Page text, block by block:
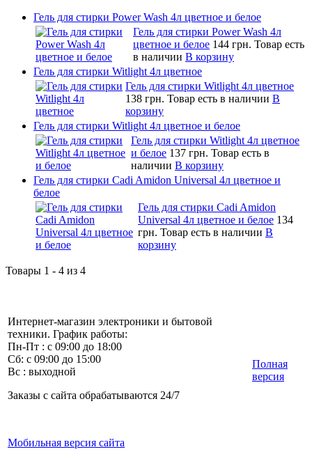
Гель для стирки Power Wash 4л цветное и белое
Гель для стирки Power Wash 4л
цветное и белое 144 грн. Товар есть
в наличии В корзину
Гель для стирки Witlight 4л цветное
Гель для стирки Witlight 4л цветное
138 грн. Товар есть в наличии В
корзину
Гель для стирки Witlight 4л цветное и белое
Гель для стирки Witlight 4л цветное
и белое 137 грн. Товар есть в
наличии В корзину
Гель для стирки Cadi Amidon Universal 4л цветное и
белое
Гель для стирки Cadi Amidon
Universal 4л цветное и белое 134
грн. Товар есть в наличии В
корзину
Товары 1 - 4 из 4
Интернет-магазин электроники и бытовой
техники. График работы:
Пн-Пт : с 09:00 до 18:00
Сб: с 09:00 до 15:00
Вс : выходной
Заказы с сайта обрабатываются 24/7
Мобильная версия сайта
Полная
версия